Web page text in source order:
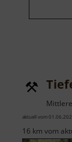
aktuell vom
16 km vom